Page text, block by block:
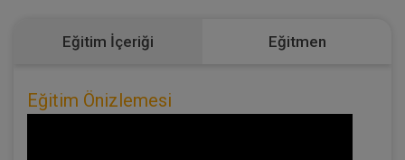
Eğitim İçeriği Eğitmen
Eğitim Önizlemesi